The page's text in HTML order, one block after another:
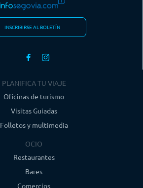
INSCRIBIRSE AL BOLETÍN
PLANIFICA TU VIAJE
Oficinas de turismo
Visitas Guiadas
Folletos y multimedia
OCIO
Restaurantes
Bares
Comercios